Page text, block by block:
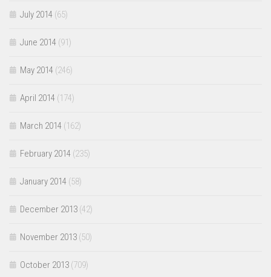
July 2014 (65)
June 2014 (91)
May 2014 (246)
April 2014 (174)
March 2014 (162)
February 2014 (235)
January 2014 (58)
December 2013 (42)
November 2013 (50)
October 2013 (709)